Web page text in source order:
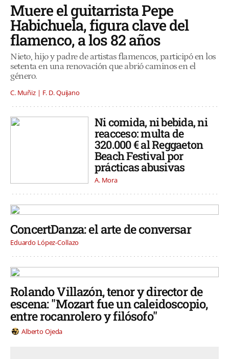
Muere el guitarrista Pepe
Habichuela, figura clave del
flamenco, a los 82 años
Nieto, hijo y padre de artistas flamencos, participó en los
setenta en una renovación que abrió caminos en el
género.
C. Muñiz | F. D. Quijano
Ni comida, ni bebida, ni
reacceso: multa de
320.000 € al Reggaeton
Beach Festival por
prácticas abusivas
A. Mora
ConcertDanza: el arte de conversar
Eduardo López-Collazo
Rolando Villazón, tenor y director de
escena: "Mozart fue un caleidoscopio,
entre rocanrolero y filósofo"
Alberto Ojeda